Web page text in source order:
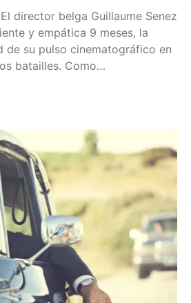
director belga Guillaume Senez
y empática 9 meses, la
de su pulso cinematográfico en
batailles. Como…